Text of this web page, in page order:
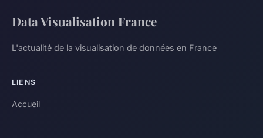
Data Visualisation France
L'actualité de la visualisation de données en France
LIENS
Accueil